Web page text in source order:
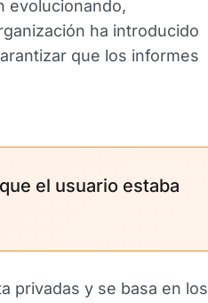
evolucionando,
ha introducido
que los informes
el usuario estaba
privadas y se basa en los